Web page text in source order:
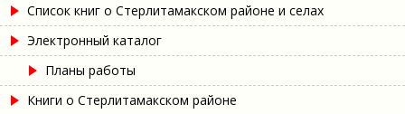
Список книг о Стерлитамакском районе и селах
Электронный каталог
Планы работы
Книги о Стерлитамакском районе